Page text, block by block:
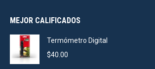
$105.00.
MEJOR CALIFICADOS
Termómetro Digital
$40.00